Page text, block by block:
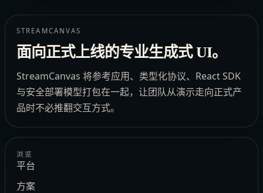
STREAMCANVAS
面向正式上线的专业生成式 UI。
StreamCanvas 将参考应用、类型化协议、React SDK
与安全部署模型打包在一起，让团队从演示走向正式产
品时不必推翻交互方式。
浏览
平台
方案